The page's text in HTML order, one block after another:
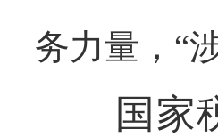
务力量，“
国家税